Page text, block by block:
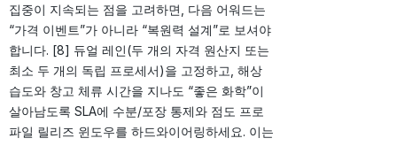
집중이 지속되는 점을 고려하면, 다음 어워드는
“가격 이벤트”가 아니라 “복원력 설계”로 보셔야
합니다. [8] 듀얼 레인(두 개의 자격 원산지 또는
최소 두 개의 독립 프로세서)을 고정하고, 해상
습도와 창고 체류 시간을 지나도 “좋은 화학”이
살아남도록 SLA에 수분/포장 통제와 점도 프로
파일 릴리즈 윈도우를 하드와이어링하세요. 이는